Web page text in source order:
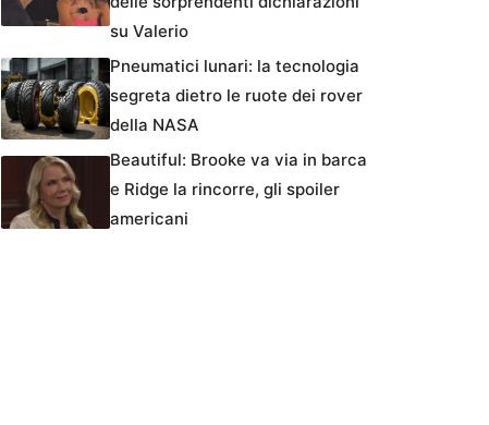
su Valerio
Pneumatici lunari: la tecnologia
segreta dietro le ruote dei rover
della NASA
Beautiful: Brooke va via in barca
e Ridge la rincorre, gli spoiler
americani